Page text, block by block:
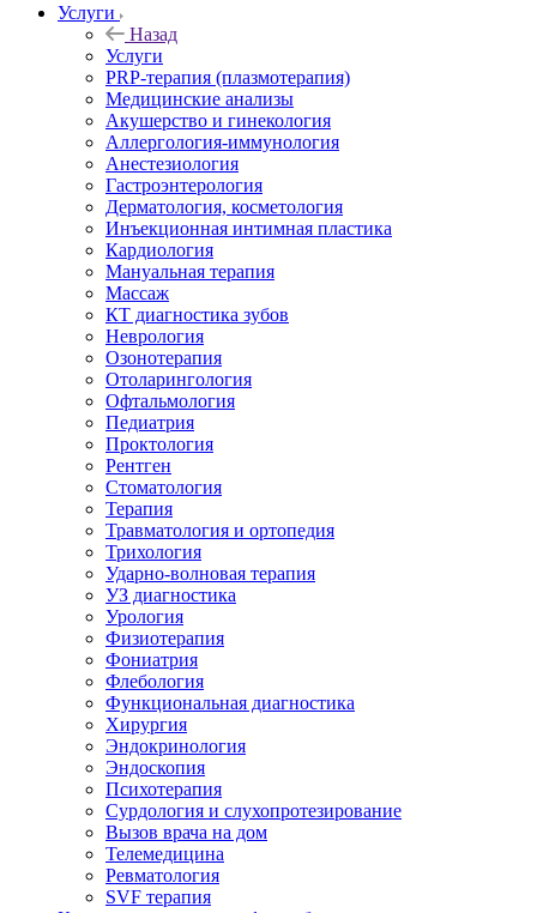
Услуги
Назад
Услуги
PRP-терапия (плазмотерапия)
Медицинские анализы
Акушерство и гинекология
Аллергология-иммунология
Анестезиология
Гастроэнтерология
Дерматология, косметология
Инъекционная интимная пластика
Кардиология
Мануальная терапия
Массаж
КТ диагностика зубов
Неврология
Озонотерапия
Отоларингология
Офтальмология
Педиатрия
Проктология
Рентген
Стоматология
Терапия
Травматология и ортопедия
Трихология
Ударно-волновая терапия
УЗ диагностика
Урология
Физиотерапия
Фониатрия
Флебология
Функциональная диагностика
Хирургия
Эндокринология
Эндоскопия
Психотерапия
Сурдология и слухопротезирование
Вызов врача на дом
Телемедицина
Ревматология
SVF терапия